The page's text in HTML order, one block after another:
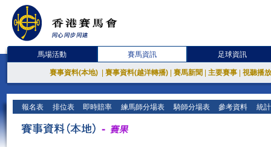
馬場活動 賽馬資訊 足球資訊
賽事資料(本地) 賽事資料(越洋轉播) 賽馬新聞 主要賽事 視聽播
報名表 排位表 即時賠率 練馬師分場表 騎師分場表 參考資料 統